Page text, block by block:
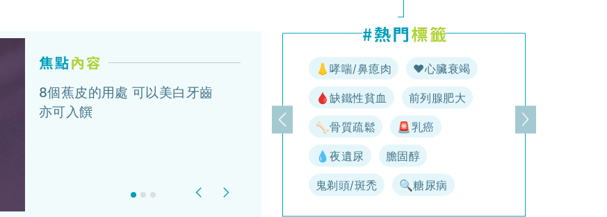
8個蕉皮的用處 可以美白牙齒
亦可入饌
Previous
上一頁
👃哮喘/鼻瘜肉 ♥️心臟衰竭
🩸缺鐵性貧血 前列腺肥大
🦴骨質疏鬆 🚨乳癌
💧夜遺尿 膽固醇
鬼剃頭/斑禿 🔍糖尿病
下一頁